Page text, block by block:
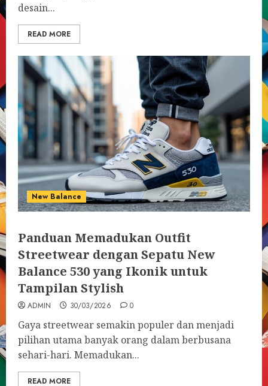
desain...
READ MORE
New Balance
Panduan Memadukan Outfit
Streetwear dengan Sepatu New
Balance 530 yang Ikonik untuk
Tampilan Stylish
ADMIN 30/03/2026 0
Gaya streetwear semakin populer dan menjadi
pilihan utama banyak orang dalam berbusana
sehari-hari. Memadukan...
READ MORE